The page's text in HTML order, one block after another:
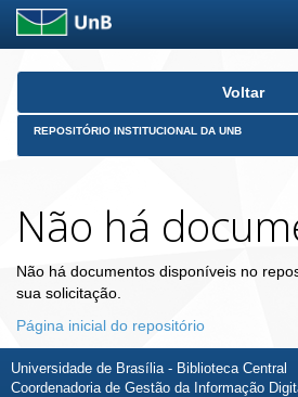
Skip
Voltar
REPOSITÓRIO INSTITUCIONAL DA UNB
Não há
Não há documentos disponíveis no
sua solicitação.
Página inicial do repositório
Universidade de Brasília - Biblioteca Central
Coordenadoria de Gestão da Informação